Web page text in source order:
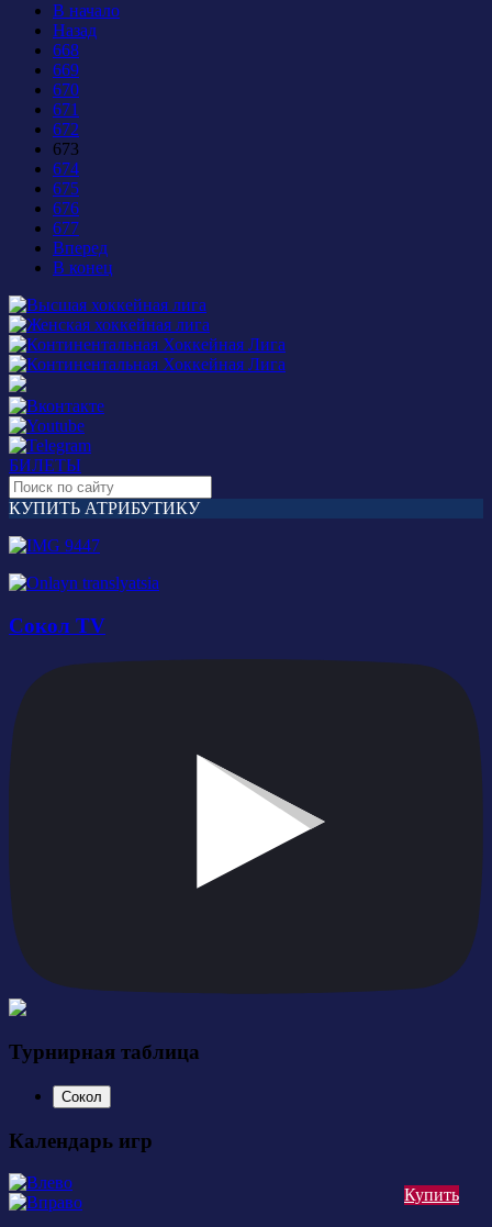
В начало
Назад
668
669
670
671
672
673
674
675
676
677
Вперед
В конец
БИЛЕТЫ
КУПИТЬ АТРИБУТИКУ
Купить
Сокол TV
Турнирная таблица
Сокол
Календарь игр